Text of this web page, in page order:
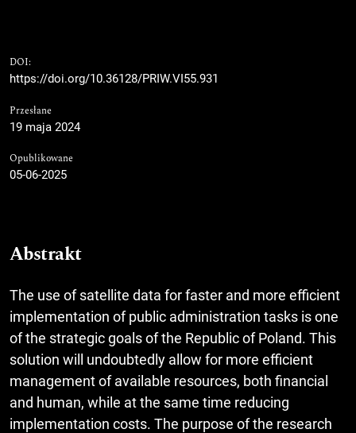
DOI:
https://doi.org/10.36128/PRIW.VI55.931
Przesłane
19 maja 2024
Opublikowane
05-06-2025
Abstrakt
The use of satellite data for faster and more efficient
implementation of public administration tasks is one
of the strategic goals of the Republic of Poland. This
solution will undoubtedly allow for more efficient
management of available resources, both financial
and human, while at the same time reducing
implementation costs. The purpose of the research